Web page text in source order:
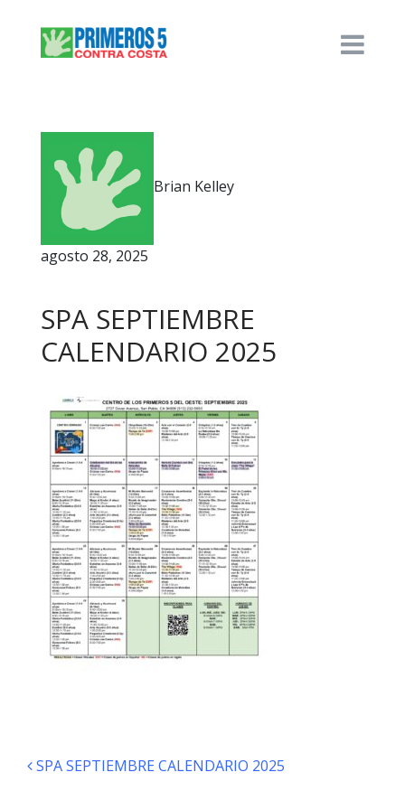
Brian Kelley
agosto 28, 2025
SPA SEPTIEMBRE
CALENDARIO 2025
Navegación de entradas
SPA SEPTIEMBRE CALENDARIO 2025